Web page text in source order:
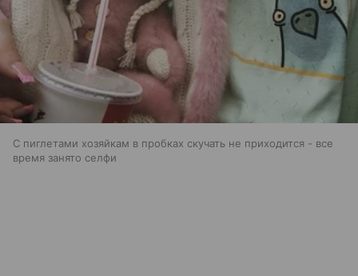
С пиглетами хозяйкам в пробках скучать не приходится - все
время занято селфи